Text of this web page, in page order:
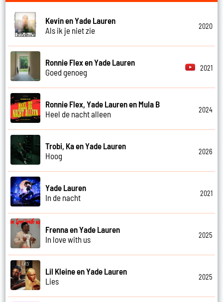
Kevin en Yade Lauren
Als ik je niet zie
2020
Ronnie Flex en Yade Lauren
Goed genoeg
2021
Ronnie Flex, Yade Lauren en Mula B
Heel de nacht alleen
2024
Trobi, Ka en Yade Lauren
Hoog
2026
Yade Lauren
In de nacht
2021
Frenna en Yade Lauren
In love with us
2025
Lil Kleine en Yade Lauren
Lies
2025